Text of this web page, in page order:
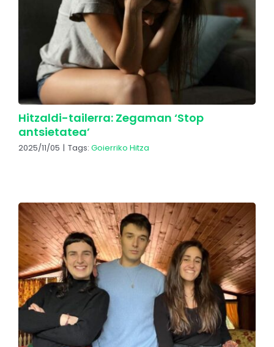
Hitzaldi-tailerra: Zegaman ‘Stop
antsietatea’
2025/11/05 | Tags: Goierriko Hitza